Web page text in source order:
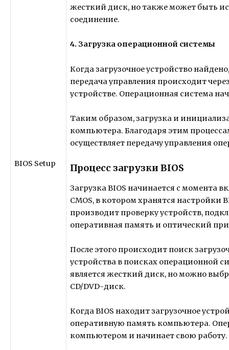
BIOS Setup
жесткий диск, но также может быть
соединение.
4. Загрузка операционной системы
Когда загрузочное устройство
передача управления происходит
устройстве. Операционная система
Таким образом, загрузка и
компьютера. Благодаря этим
осуществляет передачу управления
Процесс загрузки BIOS
Загрузка BIOS начинается с
CMOS, в котором хранятся настройки
производит проверку устройств,
оперативная память и оптический
После этого происходит поиск
устройства в поисках операционной
является жесткий диск, но можно
CD/DVD-диск.
Когда BIOS находит загрузочное
оперативную память компьютера.
компьютером и начинает свою работу.